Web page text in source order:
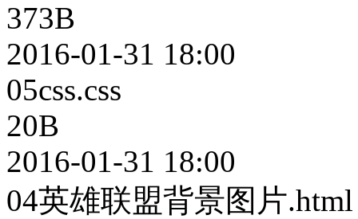
373B
2016-01-31 18:00
05css.css
20B
2016-01-31 18:00
04英雄联盟背景图片.html